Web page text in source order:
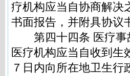
疗机构应当自协商解决
书面报告，并附具协议
第四十四条 医疗事
医疗机构应当自收到生
７日内向所在地卫生